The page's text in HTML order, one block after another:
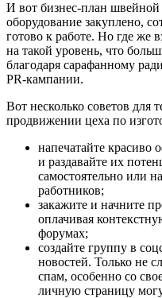
И вот бизнес-план
оборудование закуплено,
готово к работе. Но где же
на такой уровень, что
благодаря сарафанному
PR-кампании.
Вот несколько советов для
продвижении цеха по
напечатайте красиво
и раздавайте их
самостоятельно или
работников;
закажите и начните
оплачивая
форумах;
создайте группу в
новостей. Только не
спам, особенно со
личную страницу